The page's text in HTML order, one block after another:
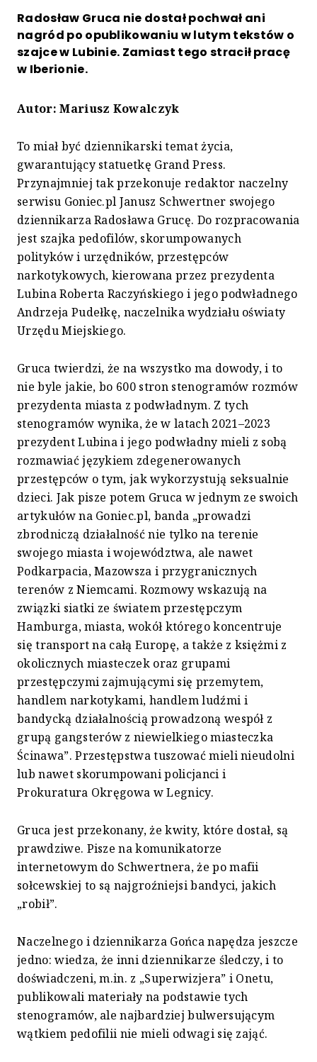
Radosław Gruca nie dostał pochwał ani
nagród po opublikowaniu w lutym tekstów o
szajce w Lubinie. Zamiast tego stracił pracę
w Iberionie.
Autor:Mariusz Kowalczyk
To miał być dziennikarski temat życia,
gwarantujący statuetkę Grand Press.
Przynajmniej tak przekonuje redaktor naczelny
serwisu Goniec.pl Janusz Schwertner swojego
dziennikarza Radosława Grucę. Do rozpracowania
jest szajka pedofilów, skorumpowanych
polityków i urzędników, przestępców
narkotykowych, kierowana przez prezydenta
Lubina Roberta Raczyńskiego i jego podwładnego
Andrzeja Pudełkę, naczelnika wydziału oświaty
Urzędu Miejskiego.
Gruca twierdzi, że na wszystko ma dowody, i to
nie byle jakie, bo 600 stron stenogramów rozmów
prezydenta miasta z podwładnym. Z tych
stenogramów wynika, że w latach 2021–2023
prezydent Lubina i jego podwładny mieli z sobą
rozmawiać językiem zdegenerowanych
przestępców o tym, jak wykorzystują seksualnie
dzieci. Jak pisze potem Gruca w jednym ze swoich
artykułów na Goniec.pl, banda „prowadzi
zbrodniczą działalność nie tylko na terenie
swojego miasta i województwa, ale nawet
Podkarpacia, Mazowsza i przygranicznych
terenów z Niemcami. Rozmowy wskazują na
związki siatki ze światem przestępczym
Hamburga, miasta, wokół którego koncentruje
się transport na całą Europę, a także z księżmi z
okolicznych miasteczek oraz grupami
przestępczymi zajmującymi się przemytem,
handlem narkotykami, handlem ludźmi i
bandycką działalnością prowadzoną wespół z
grupą gangsterów z niewielkiego miasteczka
Ścinawa”. Przestępstwa tuszować mieli nieudolni
lub nawet skorumpowani policjanci i
Prokuratura Okręgowa w Legnicy.
Gruca jest przekonany, że kwity, które dostał, są
prawdziwe. Pisze na komunikatorze
internetowym do Schwertnera, że po mafii
sołcewskiej to są najgroźniejsi bandyci, jakich
„robił”.
Naczelnego i dziennikarza Gońca napędza jeszcze
jedno: wiedza, że inni dziennikarze śledczy, i to
doświadczeni, m.in. z „Superwizjera” i Onetu,
publikowali materiały na podstawie tych
stenogramów, ale najbardziej bulwersującym
wątkiem pedofilii nie mieli odwagi się zająć.